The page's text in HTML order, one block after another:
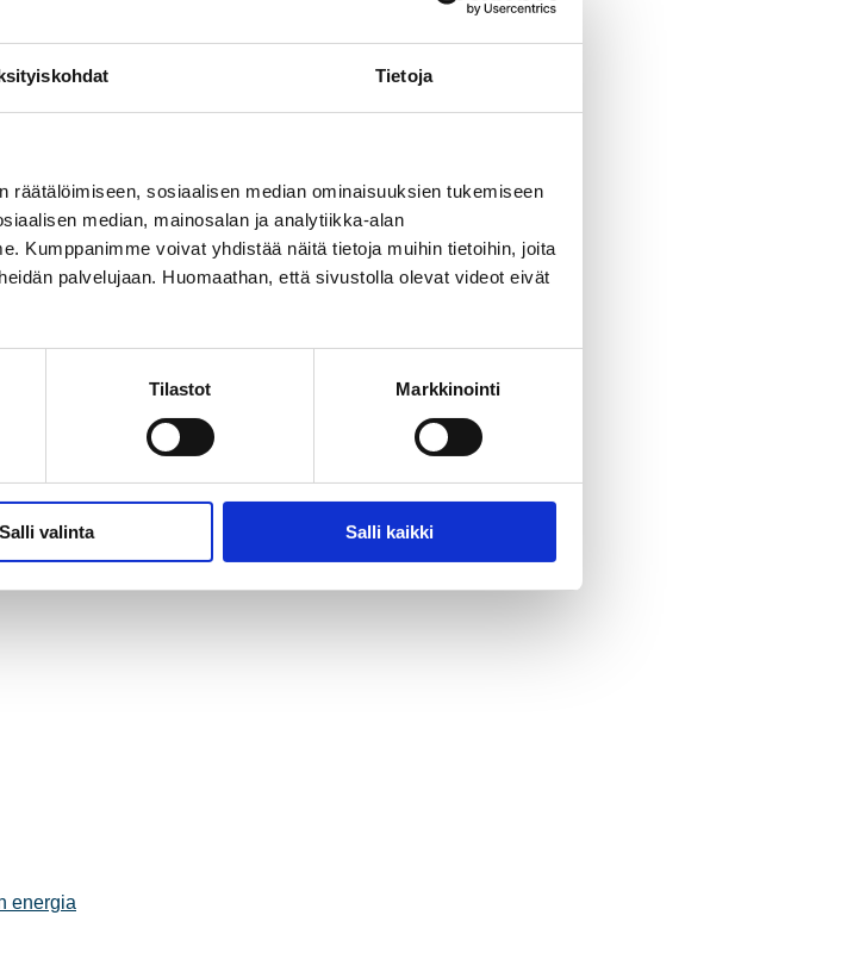
Tietoja
sosiaalisen median ominaisuuksien tukemiseen
median, mainosalan ja analytiikka-alan
Kumppanimme voivat yhdistää näitä tietoja muihin tietoihin, joita
palvelujaan. Huomaathan, että sivustolla olevat videot eivät
Tilastot Markkinointi
Salli valinta Salli kaikki